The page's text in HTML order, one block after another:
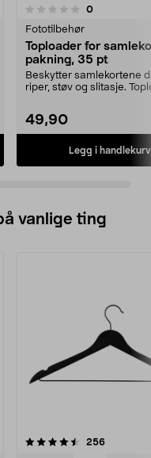
0anmeldelser
Fototilbehør
Toploader for
pakning, 35 pt
Beskytter samlekortene
riper, støv og slitasje.
49,90
Legg i handlekurv
0.0 av 5 stjerner
vanlige ting
256
4.5av 5 stjerner